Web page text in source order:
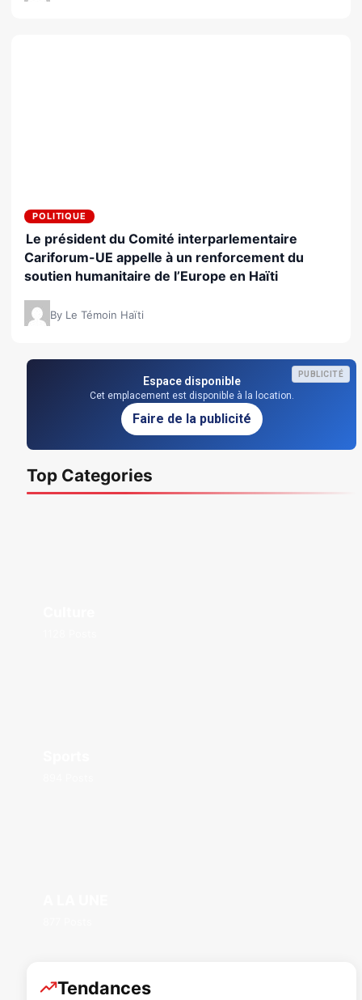
POLITIQUE
Le président du Comité interparlementaire
Cariforum-UE appelle à un renforcement du
soutien humanitaire de l’Europe en Haïti
By Le Témoin Haïti
PUBLICITÉ
Espace disponible
Cet emplacement est disponible à la location.
Faire de la publicité
Top Categories
Tendances